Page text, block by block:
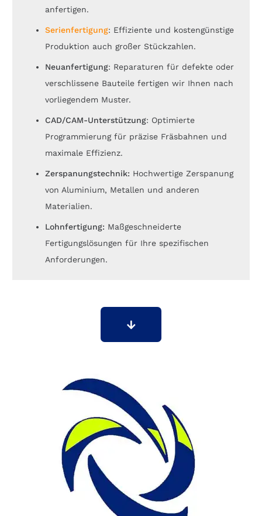
anfertigen.
Serienfertigung: Effiziente und kostengünstige
Produktion auch großer Stückzahlen.
Neuanfertigung: Reparaturen für defekte oder
verschlissene Bauteile fertigen wir Ihnen nach
vorliegendem Muster.
CAD/CAM-Unterstützung: Optimierte
Programmierung für präzise Fräsbahnen und
maximale Effizienz.
Zerspanungstechnik: Hochwertige Zerspanung
von Aluminium, Metallen und anderen
Materialien.
Lohnfertigung: Maßgeschneiderte
Fertigungslösungen für Ihre spezifischen
Anforderungen.